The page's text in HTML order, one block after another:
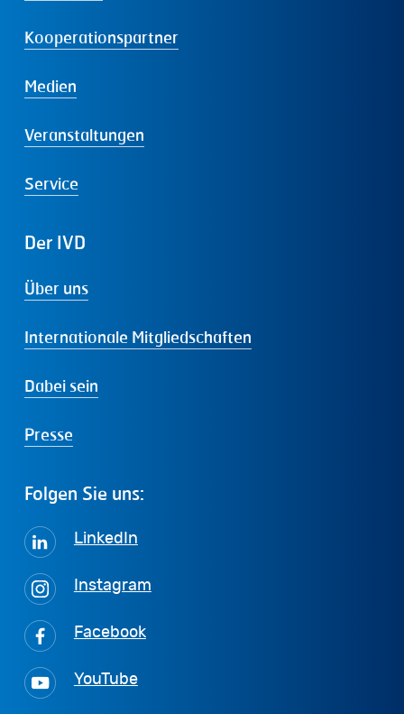
Kooperationspartner
Medien
Veranstaltungen
Service
Der IVD
Über uns
Internationale Mitgliedschaften
Dabei sein
Presse
Folgen Sie uns:
LinkedIn
Instagram
Facebook
YouTube